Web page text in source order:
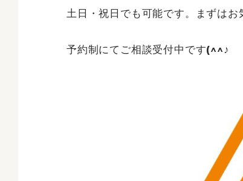
土日・祝日でも可能です。まずはお
予約制にてご相談受付中です(^^♪